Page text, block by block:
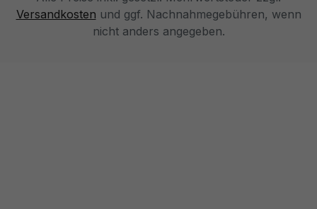
Versandkosten und ggf. Nachnahmegebühren, wenn
nicht anders angegeben.